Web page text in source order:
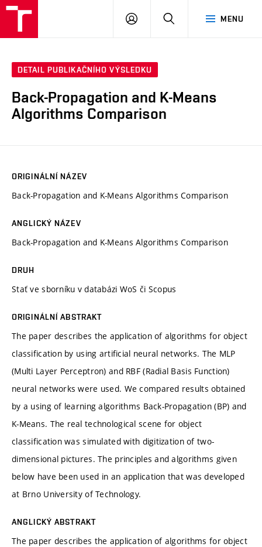
MENU
PŘIHLÁSIT
DETAIL PUBLIKAČNÍHO VÝSLEDKU
Back-Propagation and K-Means
Algorithms Comparison
ORIGINÁLNÍ NÁZEV
Back-Propagation and K-Means Algorithms Comparison
ANGLICKÝ NÁZEV
Back-Propagation and K-Means Algorithms Comparison
DRUH
Stať ve sborníku v databázi WoS či Scopus
ORIGINÁLNÍ ABSTRAKT
The paper describes the application of algorithms for object
classification by using artificial neural networks. The MLP
(Multi Layer Perceptron) and RBF (Radial Basis Function)
neural networks were used. We compared results obtained
by a using of learning algorithms Back-Propagation (BP) and
K-Means. The real technological scene for object
classification was simulated with digitization of two-
dimensional pictures. The principles and algorithms given
below have been used in an application that was developed
at Brno University of Technology.
ANGLICKÝ ABSTRAKT
The paper describes the application of algorithms for object